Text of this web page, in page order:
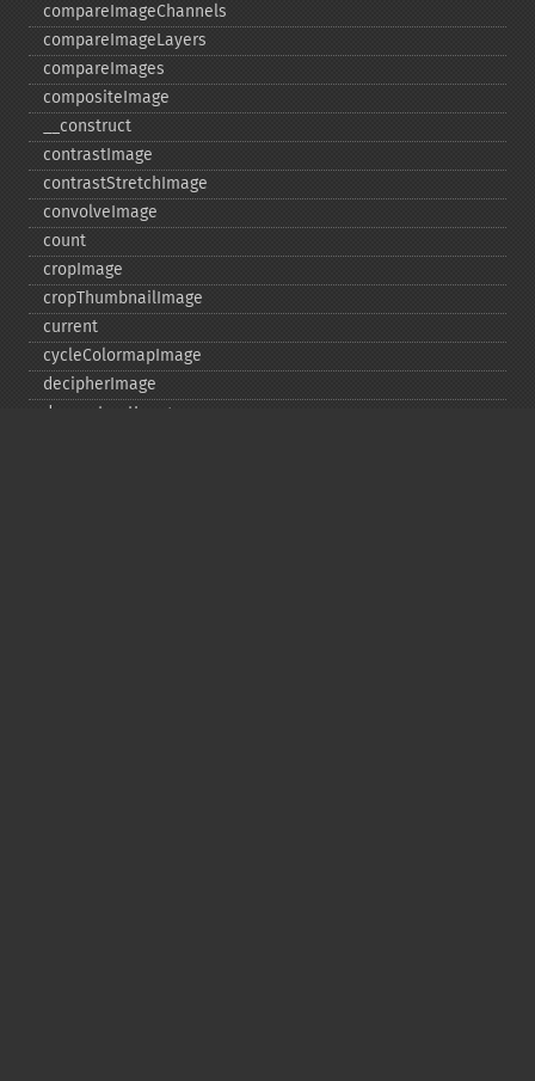
compareImageChannels
compareImageLayers
compareImages
compositeImage
_​_​construct
contrastImage
contrastStretchImage
convolveImage
count
cropImage
cropThumbnailImage
current
cycleColormapImage
decipherImage
deconstructImages